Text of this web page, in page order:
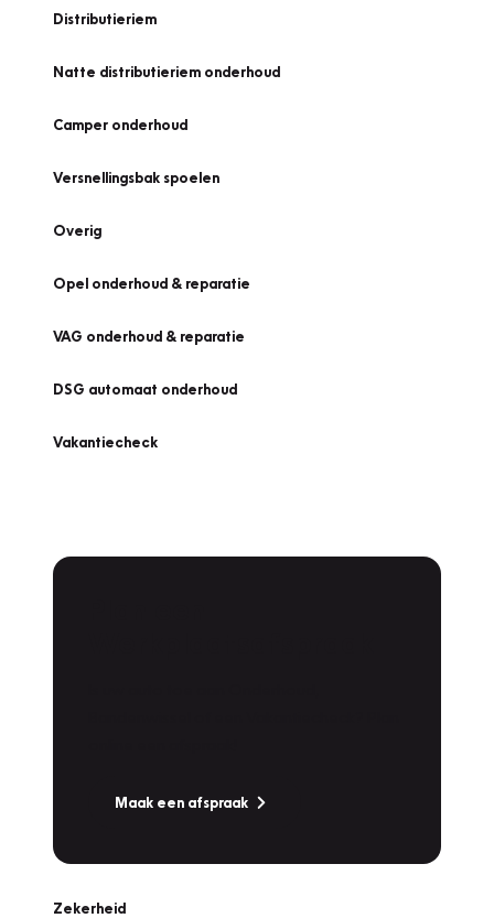
Distributieriem
Natte distributieriem onderhoud
Camper onderhoud
Versnellingsbak spoelen
Overig
Opel onderhoud & reparatie
VAG onderhoud & reparatie
DSG automaat onderhoud
Vakantiecheck
Maak een afspraak
Zekerheid